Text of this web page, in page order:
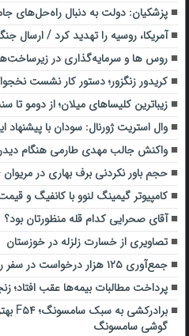
پزشکیان: دولت به دنبال راه‌حل‌های
آمریکا، روسیه را تهدید کرد / ارسال جنگنده‌های اف ۱۶
روس ها و سرمایه‌گذاری در
کریدور زنگزور؛ دستور کار نشست
زیباترین کلیساهای میلان؛ از دومو تا
وال استریت ژورنال: سودان با پیشنهاد
واکنش جالب مهدی طارمی هنگام دیدن
حجم باور نکردنی برف بهاری در
کامپیوتر گیمینگ لنوو با کانفیگ و
آقای صحرایی کدام قله منظورتان بود؟
تصاویری از خسارت زلزله در خوزستان
جمع‌آوری ۱۲۵ هزار درخواست در سفر رئیس‌ جمهور به کرمانشاه
پرداخت مطالبات بیمه‌ها عقب افتاد؛
گوشی سامسونگ